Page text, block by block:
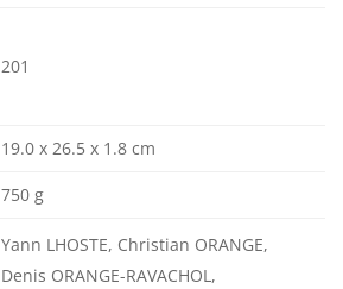
201
19.0 x 26.5 x 1.8 cm
750 g
Yann LHOSTE, Christian ORANGE,
Denis ORANGE-RAVACHOL,